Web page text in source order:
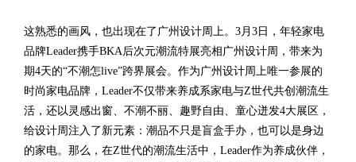
这熟悉的画风，也出现在了广州设计周上。3月3日，年轻家电
品牌Leader携手BKA后次元潮流特展亮相广州设计周，带来为
期4天的“不潮怎live”跨界展会。作为广州设计周上唯一参展的
时尚家电品牌，Leader不仅带来养成系家电与Z世代共创潮流生
活，还以灵感出窗、不潮不丽、趣野自由、童心迸发4大展区，
给设计周注入了新元素：潮品不只是盲盒手办，也可以是身边
的家电。那么，在Z世代的潮流生活中，Leader作为养成伙伴，